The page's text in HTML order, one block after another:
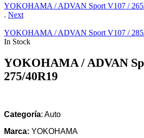
YOKOHAMA / ADVAN Sport V107 /
. Next
YOKOHAMA / ADVAN Sport V107 /
In Stock
YOKOHAMA / ADVAN
275/40R19
Categoría: Auto
Marca: YOKOHAMA